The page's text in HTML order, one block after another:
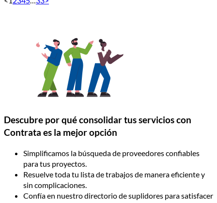
Descubre por qué consolidar tus servicios con
Contrata es la mejor opción
Simplificamos la búsqueda de proveedores confiables
para tus proyectos.
Resuelve toda tu lista de trabajos de manera eficiente y
sin complicaciones.
Confía en nuestro directorio de suplidores para satisfacer